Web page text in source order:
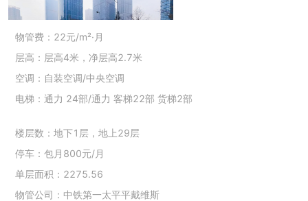
物管费：22元/m²·月
层高：层高4米，净层高2.7米
空调：自装空调/中央空调
电梯：通力 24部/通力 客梯22部 货梯2部
楼层数：地下1层，地上29层
停车：包月800元/月
单层面积：2275.56
物管公司：中铁第一太平平戴维斯